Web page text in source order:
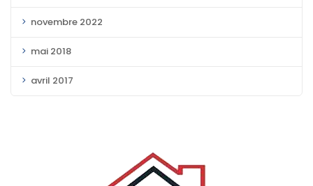
novembre 2022
mai 2018
avril 2017